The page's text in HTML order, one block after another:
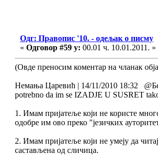
Одг: Правопис '10. - одељак о писму
« Одговор #59 у: 00.01 ч. 10.01.2011. »
(Овде преносим коментар на чланак
Немања Царевић | 14/11/2010 18:32
potrebno da im se IZADJE U SUSRET
1. Имам пријатеље који не користе
одобре им ово преко "језичких
2. Имам пријатеље који не умеју да
састављена од сличица.